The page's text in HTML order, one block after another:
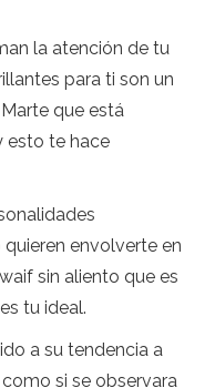
la atención de tu
para ti son un
que está
esto te hace
envolverte en
sin aliento que es
tu ideal.
a su tendencia a
si se observara